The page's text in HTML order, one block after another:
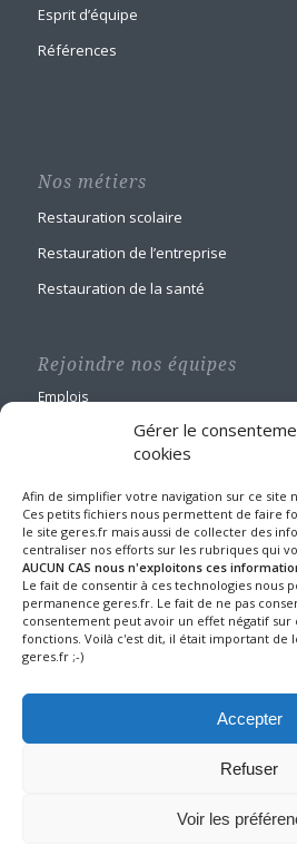
Gérer le
cookies
Afin de simplifier votre navigation sur ce site
Ces petits fichiers nous permettent de faire
le site geres.fr mais aussi de collecter des
centraliser nos efforts sur les rubriques qui
AUCUN CAS nous n'exploitons ces
Le fait de consentir à ces technologies nous
permanence geres.fr. Le fait de ne pas
consentement peut avoir un effet négatif
fonctions. Voilà c'est dit, il était important de
geres.fr ;-)
Accepter
Refuser
Voir les
Esprit d’équipe
Références
Nos métiers
Restauration scolaire
Restauration de l’entreprise
Restauration de la santé
Rejoindre nos équipes
Emplois
GERES Restauration
Maison Blanche
1 route de Nangis - BP 60588
77016 MELUN CEDEX
Tel : 01 64 10 22 90
Fax : 01 64 39 24 43
© 2025 GERES Restauration tous droits
Pélicard - Cyril Lampre, Graphiste